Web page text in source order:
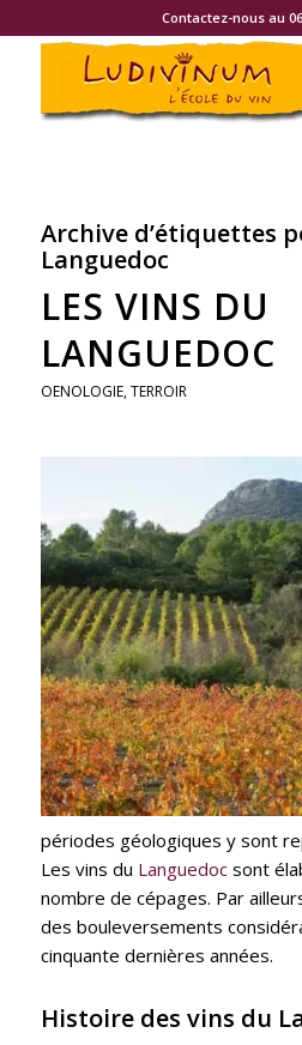
Contactez-nous au
Archive d’étiquettes
Languedoc
LES VINS DU
LANGUEDOC
OENOLOGIE,TERROIR
périodes géologiques y sont
Les vins du Languedocsont
nombre de cépages. Par
des bouleversements
cinquante dernières années.
Histoire des vins du